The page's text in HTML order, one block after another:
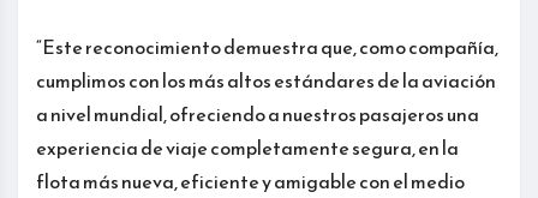
“Este reconocimiento demuestra que, como compañía,
cumplimos con los más altos estándares de la aviación
a nivel mundial, ofreciendo a nuestros pasajeros una
experiencia de viaje completamente segura, en la
flota más nueva, eficiente y amigable con el medio